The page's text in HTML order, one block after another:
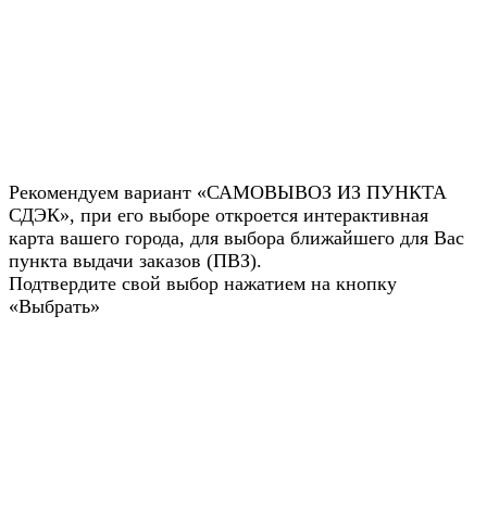
Рекомендуем вариант «САМОВЫВОЗ ИЗ ПУНКТА
СДЭК», при его выборе откроется интерактивная
карта вашего города, для выбора ближайшего для Вас
пункта выдачи заказов (ПВЗ).
Подтвердите свой выбор нажатием на кнопку
«Выбрать»